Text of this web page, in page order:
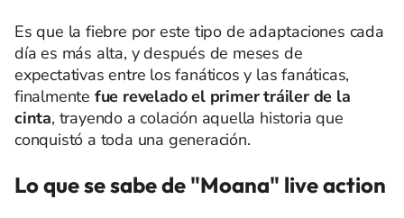
Es que la fiebre por este tipo de adaptaciones cada
día es más alta, y después de meses de
expectativas entre los fanáticos y las fanáticas,
finalmente fue revelado el primer tráiler de la
cinta, trayendo a colación aquella historia que
conquistó a toda una generación.
Lo que se sabe de "Moana" live action